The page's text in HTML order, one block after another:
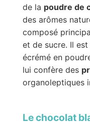
de la poudre de
des arômes
composé
et de sucre. Il
écrémé en
lui confère des
organoleptiques
Le chocolat